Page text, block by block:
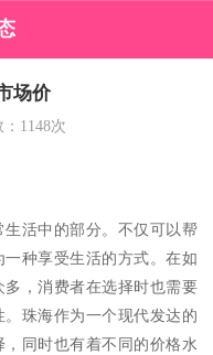
场价
1148次
活中的部分。不仅可以帮
种享受生活的方式。在如
，消费者在选择时也需要
珠海作为一个现代发达的
同时也有着不同的价格水